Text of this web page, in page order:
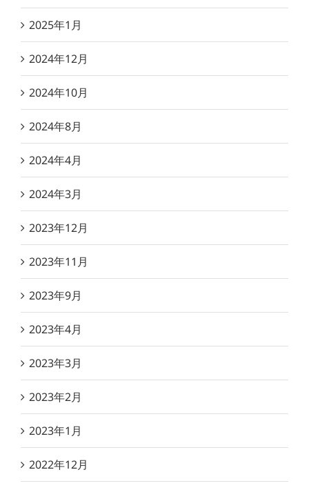
2025年1月
2024年12月
2024年10月
2024年8月
2024年4月
2024年3月
2023年12月
2023年11月
2023年9月
2023年4月
2023年3月
2023年2月
2023年1月
2022年12月